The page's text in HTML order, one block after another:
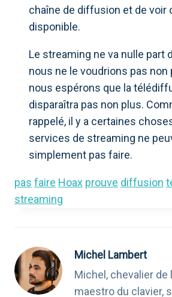
chaîne de diffusion et de voir
disponible.
Le streaming ne va nulle part
nous ne le voudrions pas non
nous espérons que la
disparaîtra pas non plus.
rappelé, il y a certaines
services de streaming ne
simplement pas faire.
pas faire Hoax prouve diffusion
streaming
Michel Lambert
Michel, chevalier de
maestro du clavier,